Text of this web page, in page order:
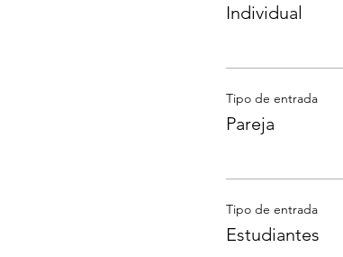
Individual
Tipo de entrada
Pareja
Tipo de entrada
Estudiantes